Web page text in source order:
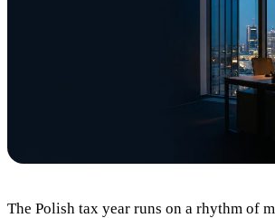
07Contact
The Polish tax year runs on a rhythm of